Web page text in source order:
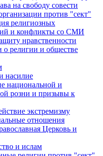
на свободу совести
против "сект"
религиозных
и конфликты со СМИ
нравственности
о религии и обществе
насилие
национальной и
розни и призывы к
экстремизму
отношения
Церковь и
и ислам